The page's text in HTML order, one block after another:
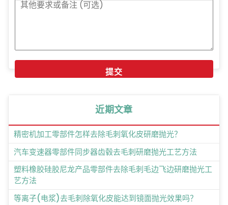
近期文章
精密机加工零部件怎样去除毛刺氧化皮研磨抛光？
汽车变速器零部件同步器齿毂去毛刺研磨抛光工艺方法
塑料橡胶硅胶尼龙产品零部件去除毛刺毛边飞边研磨抛光工
艺方法
等离子(电浆)去毛刺除氧化皮能达到镜面抛光效果吗？